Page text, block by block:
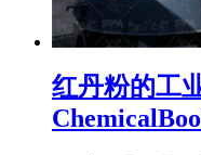
红丹粉的工